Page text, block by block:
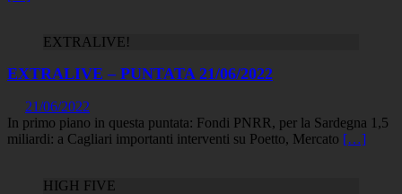
EXTRALIVE!
EXTRALIVE – PUNTATA 21/06/2022
21/06/2022
In primo piano in questa puntata: Fondi PNRR, per la Sardegna 1,5
miliardi: a Cagliari importanti interventi su Poetto, Mercato […]
HIGH FIVE